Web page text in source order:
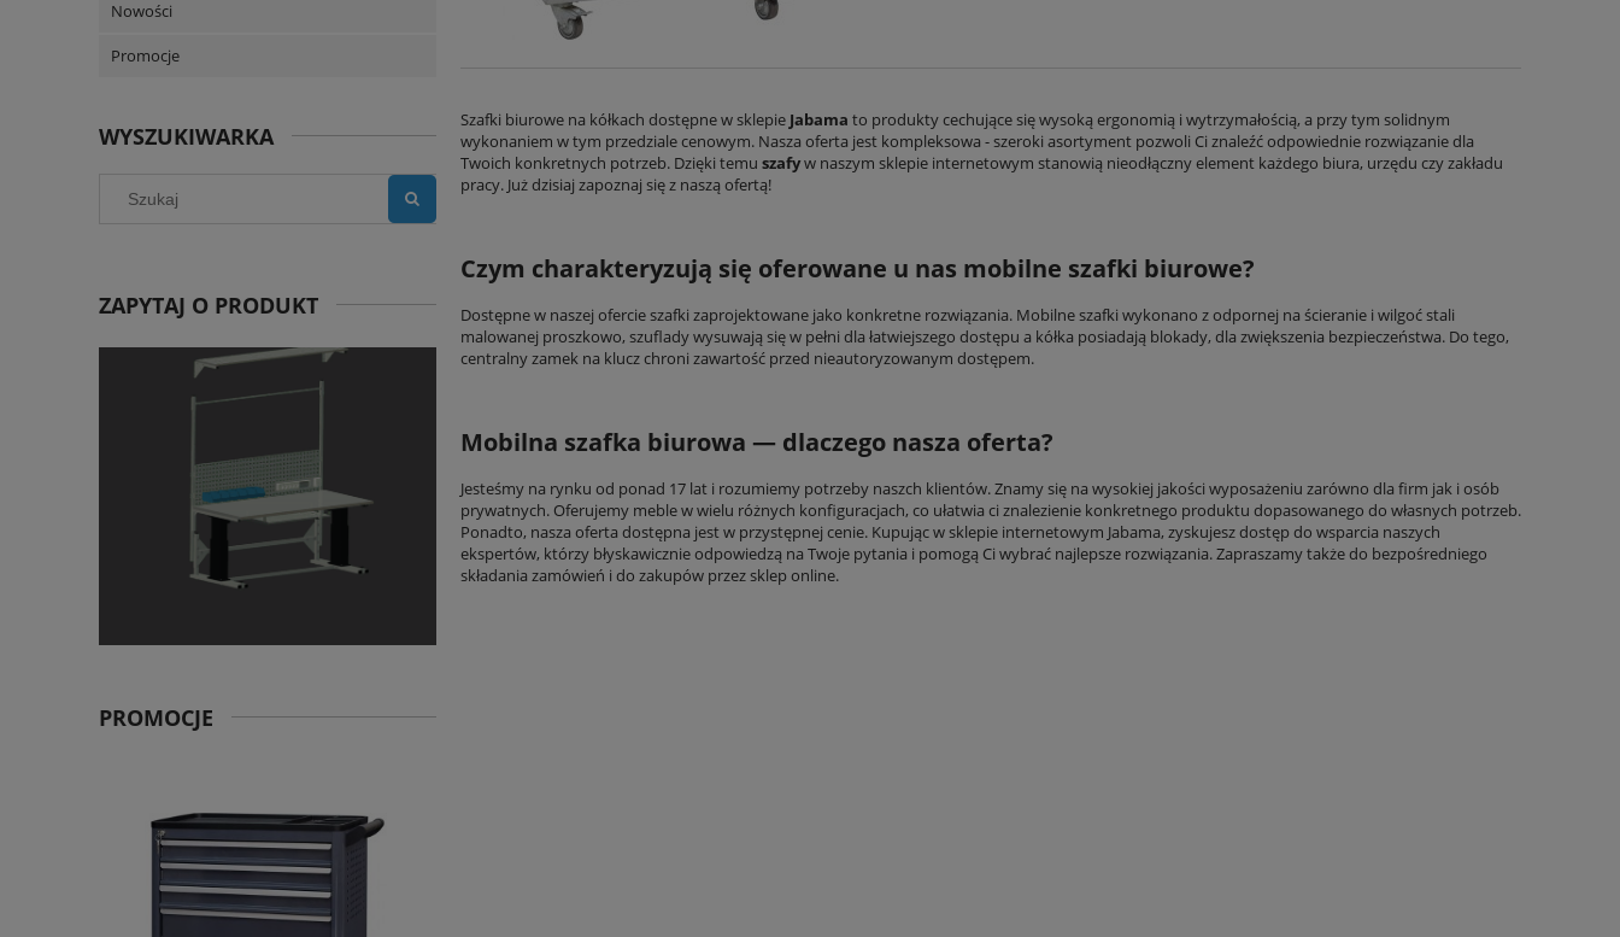
Nowości
Promocje
WYSZUKIWARKA
ZAPYTAJ O PRODUKT
PROMOCJE
Szafki biurowe na kółkach dostępne w sklepie Jabama to produkty cechujące się wysoką ergonomią i wytrzymałością, a przy tym solidnym
wykonaniem w tym przedziale cenowym. Nasza oferta jest kompleksowa - szeroki asortyment pozwoli Ci znaleźć odpowiednie rozwiązanie dla
Twoich konkretnych potrzeb. Dzięki temu szafyw naszym sklepie internetowym stanowią nieodłączny element każdego biura, urzędu czy zakładu
pracy. Już dzisiaj zapoznaj się z naszą ofertą!
Czym charakteryzują się oferowane u nas mobilne szafki biurowe?
Dostępne w naszej ofercie szafki zaprojektowane jako konkretne rozwiązania. Mobilne szafki wykonano z odpornej na ścieranie i wilgoć stali
malowanej proszkowo, szuflady wysuwają się w pełni dla łatwiejszego dostępu a kółka posiadają blokady, dla zwiększenia bezpieczeństwa. Do tego,
centralny zamek na klucz chroni zawartość przed nieautoryzowanym dostępem.
Mobilna szafka biurowa — dlaczego nasza oferta?
Jesteśmy na rynku od ponad 17 lat i rozumiemy potrzeby naszch klientów. Znamy się na wysokiej jakości wyposażeniu zarówno dla firm jak i osób
prywatnych. Oferujemy meble w wielu różnych konfiguracjach, co ułatwia ci znalezienie konkretnego produktu dopasowanego do własnych potrzeb.
Ponadto, nasza oferta dostępna jest w przystępnej cenie. Kupując w sklepie internetowym Jabama, zyskujesz dostęp do wsparcia naszych
ekspertów, którzy błyskawicznie odpowiedzą na Twoje pytania i pomogą Ci wybrać najlepsze rozwiązania. Zapraszamy także do bezpośredniego
składania zamówień i do zakupów przez sklep online.